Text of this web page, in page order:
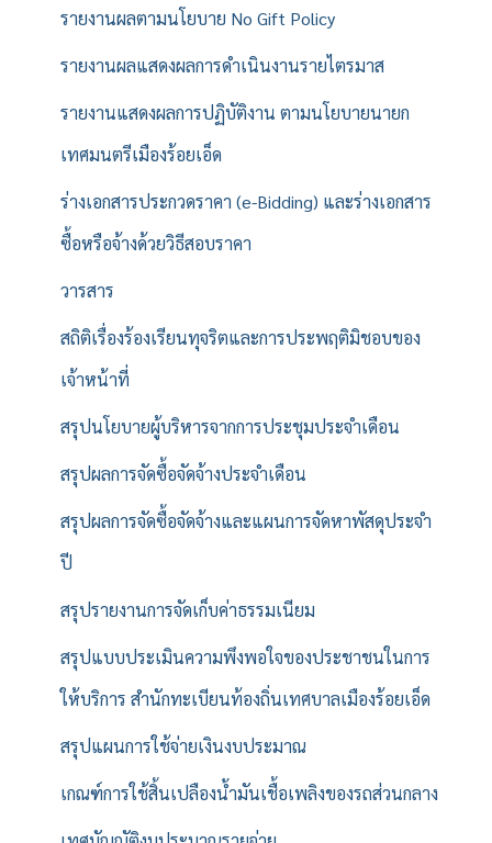
รายงานผลตามนโยบาย No Gift Policy
รายงานผลแสดงผลการดำเนินงานรายไตรมาส
รายงานแสดงผลการปฏิบัติงาน ตามนโยบายนายก
เทศมนตรีเมืองร้อยเอ็ด
ร่างเอกสารประกวดราคา (e-Bidding) และร่างเอกสาร
ซื้อหรือจ้างด้วยวิธีสอบราคา
วารสาร
สถิติเรื่องร้องเรียนทุจริตและการประพฤติมิชอบของ
เจ้าหน้าที่
สรุปนโยบายผู้บริหารจากการประชุมประจำเดือน
สรุปผลการจัดซื้อจัดจ้างประจำเดือน
สรุปผลการจัดซื้อจัดจ้างและแผนการจัดหาพัสดุประจำ
ปี
สรุปรายงานการจัดเก็บค่าธรรมเนียม
สรุปแบบประเมินความพึงพอใจของประชาชนในการ
ให้บริการ สำนักทะเบียนท้องถิ่นเทศบาลเมืองร้อยเอ็ด
สรุปแผนการใช้จ่ายเงินงบประมาณ
เกณฑ์การใช้สิ้นเปลืองน้ำมันเชื้อเพลิงของรถส่วนกลาง